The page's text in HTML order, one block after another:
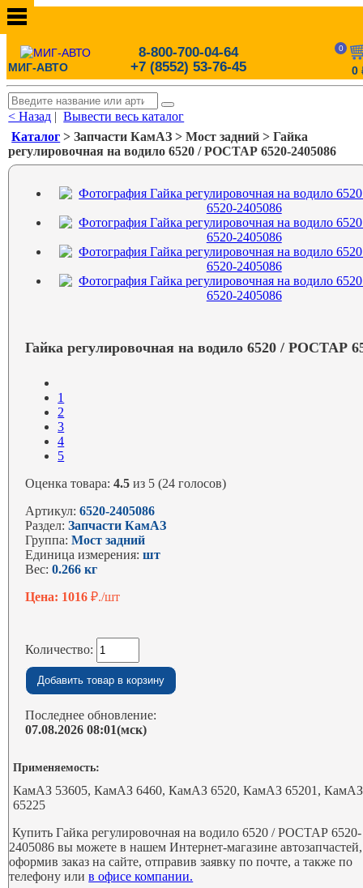
МИГ-АВТО
8-800-700-04-64
+7 (8552) 53-76-45
0
0
< Назад |Вывести весь каталог
Каталог > Запчасти КамАЗ > Мост задний > Гайка
регулировочная на водило 6520 / РОСТАР 6520-2405086
Гайка регулировочная на водило 6520 / РОСТАР
1
2
3
4
5
Оценка товара:4.5 из 5 (24 голосов)
Артикул:6520-2405086
Раздел:Запчасти КамАЗ
Группа:Мост задний
Единица измерения:шт
Вес:0.266 кг
Цена: 1016₽./шт
Количество:
Последнее обновление:
07.08.2026 08:01(мск)
Применяемость:
КамАЗ 53605, КамАЗ 6460, КамАЗ 6520, КамАЗ 65201, КамАЗ
65225
Купить Гайка регулировочная на водило 6520 / РОСТАР 6520-
2405086 вы можете в нашем Интернет-магазине автозапчастей,
оформив заказ на сайте, отправив заявку по почте, а также по
телефону илив офисе компании.